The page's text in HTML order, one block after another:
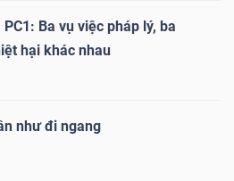
PC1: Ba vụ việc pháp lý, ba
hại khác nhau
như đi ngang